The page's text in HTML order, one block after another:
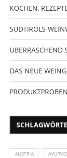
KOCHEN,
SÜDTIROLS
ÜBERRASCHEND
DAS NEUE
AUSTRIA